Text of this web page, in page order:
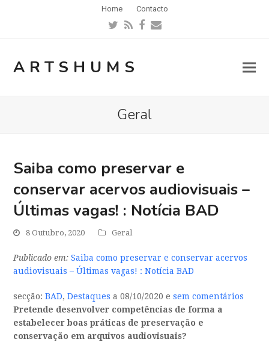
Home Contacto
Twitter
RSSFacebook
Email
ARTSHUMS
Geral
Saiba como preservar e
conservar acervos audiovisuais –
Últimas vagas! : Notícia BAD
8 Outubro, 2020 Geral
Publicado em: Saiba como preservar e conservar acervos
audiovisuais – Últimas vagas! : Notícia BAD
secção:BAD,Destaques a 08/10/2020 esem comentários
Pretende desenvolver competências de forma a
estabelecer boas práticas de preservação e
conservação em arquivos audiovisuais?